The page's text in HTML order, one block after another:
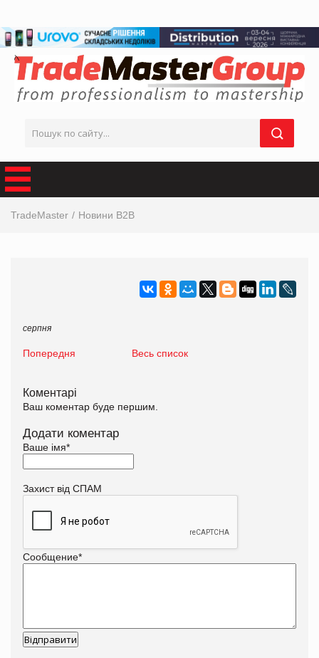
TradeMaster Новини B2B
серпня
Попередня Весь список
Коментарі
Ваш коментар буде першим.
Додати коментар
Ваше імя*
Захист від СПАМ
Сообщение*